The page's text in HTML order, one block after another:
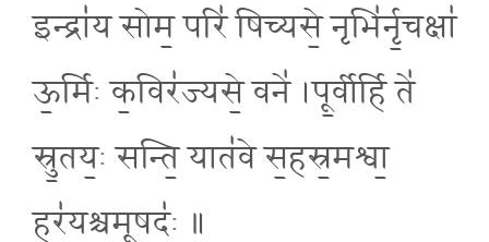
इन्द्रा॑य सोम॒ परि॑ षिच्यसे॒ नृभि॑र्नृ॒चक्षा॑
ऊ॒र्मिः क॒विर॑ज्यसे॒ वने॑ ।पू॒र्वीर्हि ते॑
स्रु॒तय॒ः सन्ति॒ यात॑वे स॒हस्र॒मश्वा॒
हर॑यश्चमू॒षदः॑ ॥